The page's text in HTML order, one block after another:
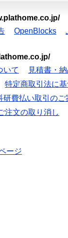
OpenBlocks
いて
見積書・
特定商取引法に
研費払い取引のご
注文の取り消し
ージ